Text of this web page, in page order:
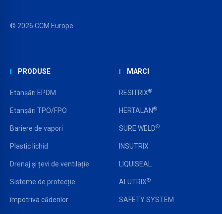
© 2026 CCM Europe
PRODUSE
Etanșări EPDM
Etanșări TPO/FPO
Bariere de vapori
Plastic lichid
Drenaj și țevi de ventilație
Sisteme de protecție
împotriva căderilor
MARCI
RESITRIX®
HERTALAN®
SURE WELD®
INSUTRIX
LIQUISEAL
ALUTRIX®
SAFETY SYSTEM